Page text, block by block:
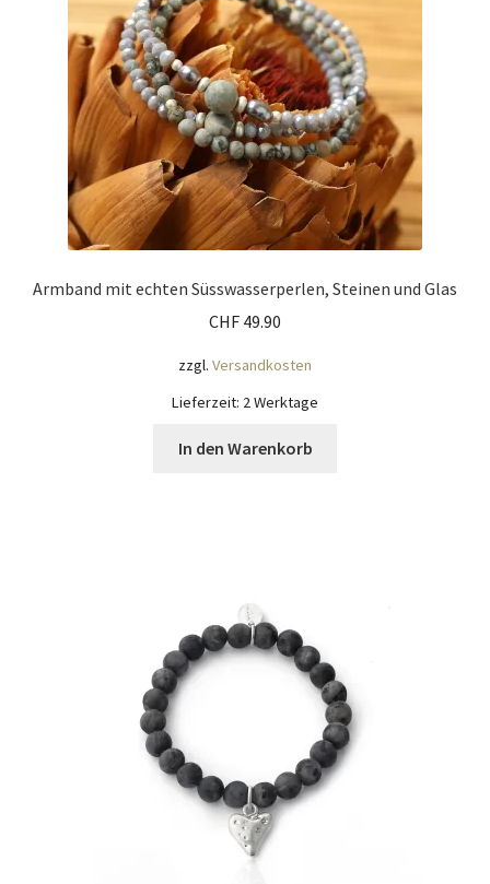
Armband mit echten Süsswasserperlen, Steinen und Glas
CHF 49.90
zzgl. Versandkosten
Lieferzeit: 2 Werktage
In den Warenkorb